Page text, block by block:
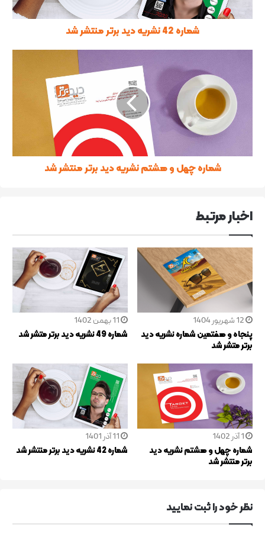
شماره 42 نشریه دید برتر منتشر شد
شماره چهل و هشتم نشریه دید برتر منتشر شد
اخبار مرتبط
12 شهریور 1404
پنجاه و هفتمین شماره نشریه دید
برتر متشر شد
11 بهمن 1402
شماره 49 نشریه دید برتر متشر شد
1 آذر 1402
شماره چهل و هشتم نشریه دید
برتر منتشر شد
11 آذر 1401
شماره 42 نشریه دید برتر منتشر شد
نظر خود را ثبت نماييد